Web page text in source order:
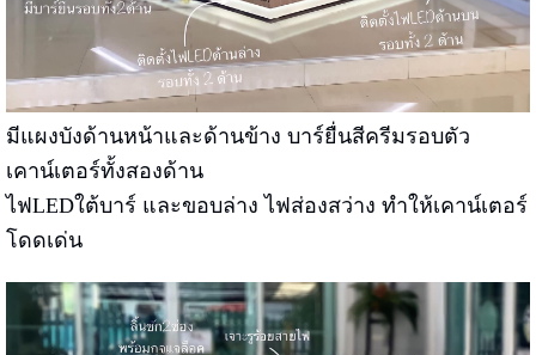
มีแผงบังด้านหน้าและด้านข้าง บาร์ยื่นสีครีมรอบตัว
เคาน์เตอร์ทั้งสองด้าน
ไฟLEDใต้บาร์ และขอบล่าง ไฟส่องสว่าง ทำให้เคาน์เตอร์
โดดเด่น